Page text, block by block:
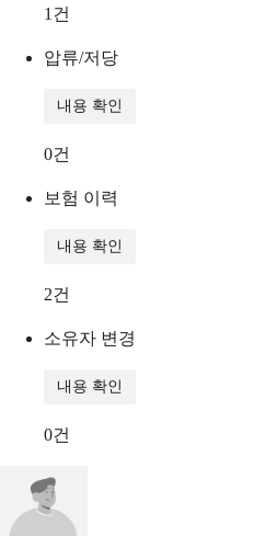
1 건
압류/저당
내용 확인
0건
보험 이력
내용 확인
2건
소유자 변경
내용 확인
0건